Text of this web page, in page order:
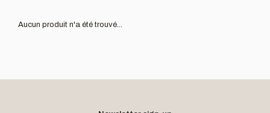
Aucun produit n'a été trouvé...